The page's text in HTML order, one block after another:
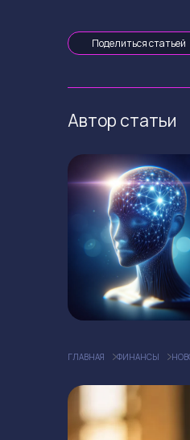
Поделиться статьей
Автор статьи
ГЛАВНАЯ ФИНАНСЫ